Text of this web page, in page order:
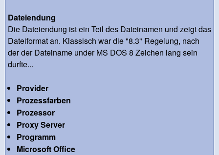
Dateiendung
Die Dateiendung ist ein Teil des Dateinamen und zeigt das
Dateiformat an. Klassisch war die "8.3" Regelung, nach
der der Dateiname under MS DOS 8 Zeichen lang sein
durfte...
Provider
Prozessfarben
Prozessor
Proxy Server
Programm
Microsoft Office